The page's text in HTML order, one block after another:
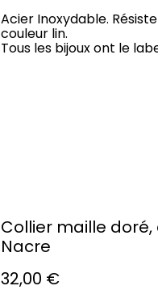
Acier Inoxydable.
couleur lin.
Tous les bijoux ont le
Collier maille doré,
Nacre
32,00 €